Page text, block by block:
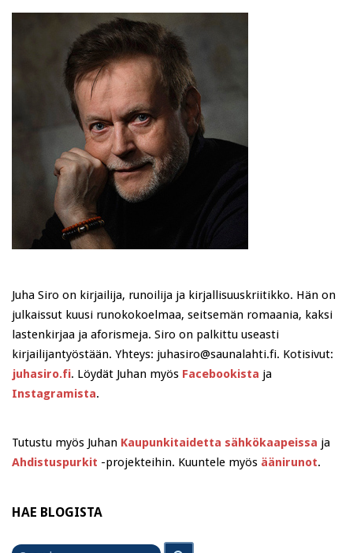
Juha Siro on kirjailija, runoilija ja kirjallisuuskriitikko. Hän on
julkaissut kuusi runokokoelmaa, seitsemän romaania, kaksi
lastenkirjaa ja aforismeja. Siro on palkittu useasti
kirjailijantyöstään. Yhteys: juhasiro@saunalahti.fi. Kotisivut:
juhasiro.fi. Löydät Juhan myös Facebookista ja
Instagramista.
Tutustu myös Juhan Kaupunkitaidetta sähkökaapeissa ja
Ahdistuspurkit -projekteihin. Kuuntele myös äänirunot.
HAE BLOGISTA
Search